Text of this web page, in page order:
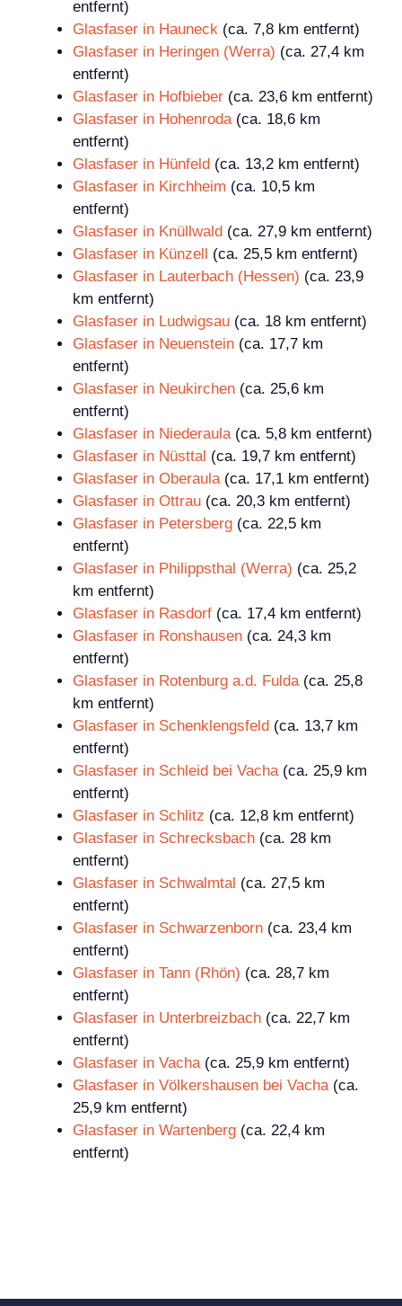
entfernt)
Glasfaser in Hauneck (ca. 7,8 km entfernt)
Glasfaser in Heringen (Werra) (ca. 27,4 km
entfernt)
Glasfaser in Hofbieber (ca. 23,6 km entfernt)
Glasfaser in Hohenroda (ca. 18,6 km
entfernt)
Glasfaser in Hünfeld (ca. 13,2 km entfernt)
Glasfaser in Kirchheim (ca. 10,5 km
entfernt)
Glasfaser in Knüllwald (ca. 27,9 km entfernt)
Glasfaser in Künzell (ca. 25,5 km entfernt)
Glasfaser in Lauterbach (Hessen) (ca. 23,9
km entfernt)
Glasfaser in Ludwigsau (ca. 18 km entfernt)
Glasfaser in Neuenstein (ca. 17,7 km
entfernt)
Glasfaser in Neukirchen (ca. 25,6 km
entfernt)
Glasfaser in Niederaula (ca. 5,8 km entfernt)
Glasfaser in Nüsttal (ca. 19,7 km entfernt)
Glasfaser in Oberaula (ca. 17,1 km entfernt)
Glasfaser in Ottrau (ca. 20,3 km entfernt)
Glasfaser in Petersberg (ca. 22,5 km
entfernt)
Glasfaser in Philippsthal (Werra) (ca. 25,2
km entfernt)
Glasfaser in Rasdorf (ca. 17,4 km entfernt)
Glasfaser in Ronshausen (ca. 24,3 km
entfernt)
Glasfaser in Rotenburg a.d. Fulda (ca. 25,8
km entfernt)
Glasfaser in Schenklengsfeld (ca. 13,7 km
entfernt)
Glasfaser in Schleid bei Vacha (ca. 25,9 km
entfernt)
Glasfaser in Schlitz (ca. 12,8 km entfernt)
Glasfaser in Schrecksbach (ca. 28 km
entfernt)
Glasfaser in Schwalmtal (ca. 27,5 km
entfernt)
Glasfaser in Schwarzenborn (ca. 23,4 km
entfernt)
Glasfaser in Tann (Rhön) (ca. 28,7 km
entfernt)
Glasfaser in Unterbreizbach (ca. 22,7 km
entfernt)
Glasfaser in Vacha (ca. 25,9 km entfernt)
Glasfaser in Völkershausen bei Vacha (ca.
25,9 km entfernt)
Glasfaser in Wartenberg (ca. 22,4 km
entfernt)